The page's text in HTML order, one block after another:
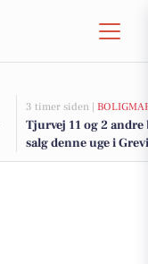
3 timer siden |
Tjurvej 11 og 2
salg denne uge i